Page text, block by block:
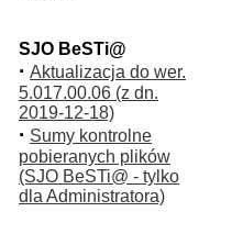
SJO BeSTi@
· Aktualizacja do wer.
5.017.00.06 (z dn.
2019-12-18)
· Sumy kontrolne
pobieranych plików
(SJO BeSTi@ - tylko
dla Administratora)